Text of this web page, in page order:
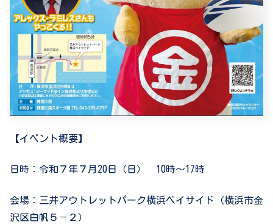
【イベント概要】
日時：令和７年７月 20日（日） 10時～17時
会場：三井アウトレットパーク横浜ベイサイド（横浜市金
沢区白帆５－２）